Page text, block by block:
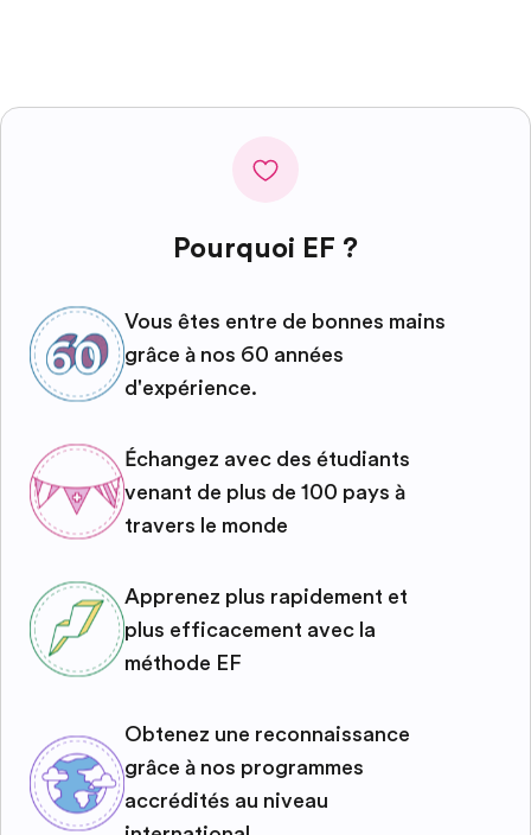
Pourquoi EF ?
Vous êtes entre de bonnes mains
grâce à nos 60 années
d'expérience.
Échangez avec des étudiants
venant de plus de 100 pays à
travers le monde
Apprenez plus rapidement et
plus efficacement avec la
méthode EF
Obtenez une reconnaissance
grâce à nos programmes
accrédités au niveau